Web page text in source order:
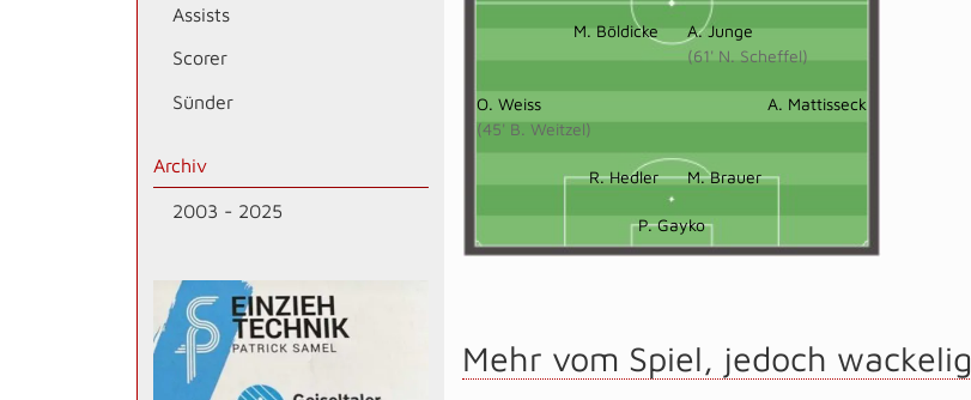
Assists
Scorer
Sünder
Archiv
2003 - 2025
M. Böldicke
A. Junge
(61' N. Scheffel)
O. Weiss
(45' B. Weitzel)
A. Mattisseck
R. Hedler M. Brauer
P. Gayko
Mehr vom Spiel, jedoch wackelig